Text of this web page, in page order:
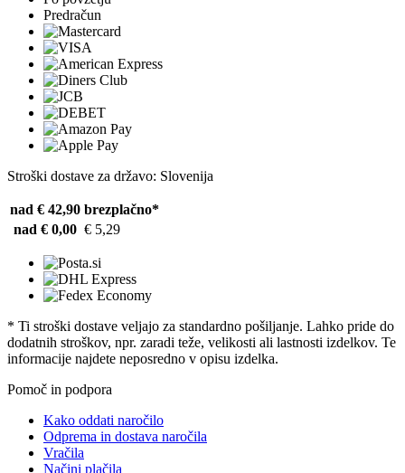
Predračun
Stroški dostave za državo: Slovenija
nad € 42,90 brezplačno*
nad € 0,00 € 5,29
* Ti stroški dostave veljajo za standardno pošiljanje. Lahko pride do
dodatnih stroškov, npr. zaradi teže, velikosti ali lastnosti izdelkov. Te
informacije najdete neposredno v opisu izdelka.
Pomoč in podpora
Kako oddati naročilo
Odprema in dostava naročila
Vračila
Načini plačila